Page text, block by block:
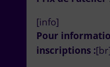
[info]
Pour
inscriptions :